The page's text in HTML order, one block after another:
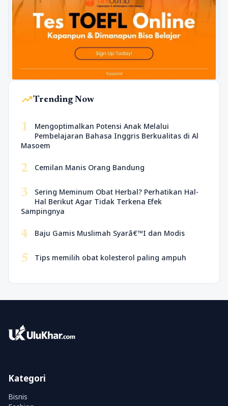
trending_upTrending Now
1
Mengoptimalkan Potensi Anak Melalui
Pembelajaran Bahasa Inggris Berkualitas di Al
Masoem
2 Cemilan Manis Orang Bandung
3
Sering Meminum Obat Herbal? Perhatikan Hal-
Hal Berikut Agar Tidak Terkena Efek
Sampingnya
4 Baju Gamis Muslimah Syarâ€™I dan Modis
5 Tips memilih obat kolesterol paling ampuh
Kategori
Bisnis